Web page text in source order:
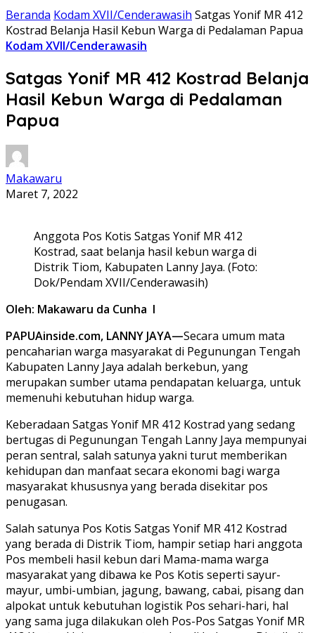
Beranda Kodam XVII/Cenderawasih Satgas Yonif MR 412
Kostrad Belanja Hasil Kebun Warga di Pedalaman Papua
Kodam XVII/Cenderawasih
Satgas Yonif MR 412 Kostrad Belanja
Hasil Kebun Warga di Pedalaman
Papua
Makawaru
Maret 7, 2022
Anggota Pos Kotis Satgas Yonif MR 412
Kostrad, saat belanja hasil kebun warga di
Distrik Tiom, Kabupaten Lanny Jaya. (Foto:
Dok/Pendam XVII/Cenderawasih)
Oleh: Makawaru da Cunha I
PAPUAinside.com, LANNY JAYA—Secara umum mata
pencaharian warga masyarakat di Pegunungan Tengah
Kabupaten Lanny Jaya adalah berkebun, yang
merupakan sumber utama pendapatan keluarga, untuk
memenuhi kebutuhan hidup warga.
Keberadaan Satgas Yonif MR 412 Kostrad yang sedang
bertugas di Pegunungan Tengah Lanny Jaya mempunyai
peran sentral, salah satunya yakni turut memberikan
kehidupan dan manfaat secara ekonomi bagi warga
masyarakat khususnya yang berada disekitar pos
penugasan.
Salah satunya Pos Kotis Satgas Yonif MR 412 Kostrad
yang berada di Distrik Tiom, hampir setiap hari anggota
Pos membeli hasil kebun dari Mama-mama warga
masyarakat yang dibawa ke Pos Kotis seperti sayur-
mayur, umbi-umbian, jagung, bawang, cabai, pisang dan
alpokat untuk kebutuhan logistik Pos sehari-hari, hal
yang sama juga dilakukan oleh Pos-Pos Satgas Yonif MR